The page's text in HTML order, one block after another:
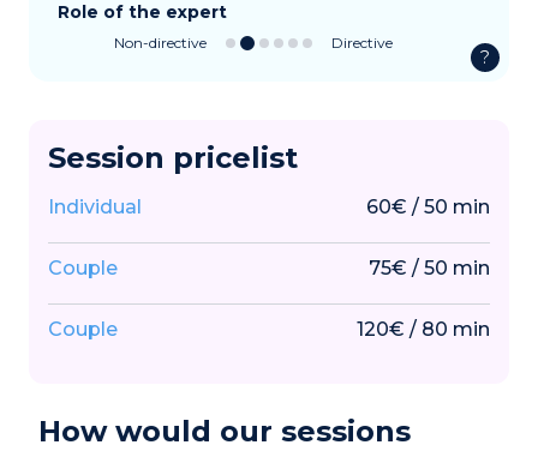
Role of the expert
Non-directive Directive
?
Session pricelist
Individual 60€ / 50 min
Couple 75€ / 50 min
Couple 120€ / 80 min
How would our sessions